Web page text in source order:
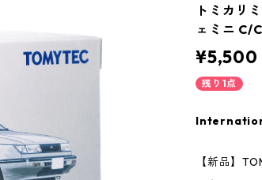
トミカリ
ェミニ C/
¥5,500
残り1点
【新品】